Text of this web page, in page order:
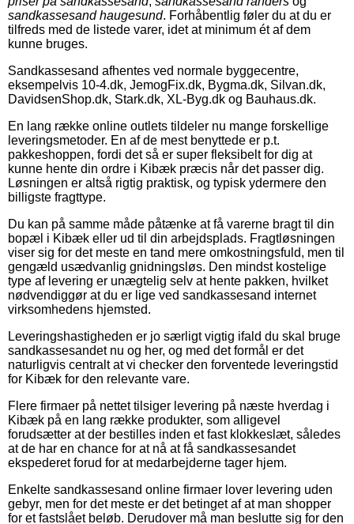
sandkassesand haugesund. Forhåbentlig føler du at du er
tilfreds med de listede varer, idet at minimum ét af dem
kunne bruges.
Sandkassesand afhentes ved normale byggecentre,
eksempelvis 10-4.dk, JemogFix.dk, Bygma.dk, Silvan.dk,
DavidsenShop.dk, Stark.dk, XL-Byg.dk og Bauhaus.dk.
En lang række online outlets tildeler nu mange forskellige
leveringsmetoder. En af de mest benyttede er p.t.
pakkeshoppen, fordi det så er super fleksibelt for dig at
kunne hente din ordre i Kibæk præcis når det passer dig.
Løsningen er altså rigtig praktisk, og typisk ydermere den
billigste fragttype.
Du kan på samme måde påtænke at få varerne bragt til din
bopæl i Kibæk eller ud til din arbejdsplads. Fragtløsningen
viser sig for det meste en tand mere omkostningsfuld, men til
gengæld usædvanlig gnidningsløs. Den mindst kostelige
type af levering er unægtelig selv at hente pakken, hvilket
nødvendiggør at du er lige ved sandkassesand internet
virksomhedens hjemsted.
Leveringshastigheden er jo særligt vigtig ifald du skal bruge
sandkassesandet nu og her, og med det formål er det
naturligvis centralt at vi checker den forventede leveringstid
for Kibæk for den relevante vare.
Flere firmaer på nettet tilsiger levering på næste hverdag i
Kibæk på en lang række produkter, som alligevel
forudsætter at der bestilles inden et fast klokkeslæt, således
at de har en chance for at nå at få sandkassesandet
ekspederet forud for at medarbejderne tager hjem.
Enkelte sandkassesand online firmaer lover levering uden
gebyr, men for det meste er det betinget af at man shopper
for et fastslået beløb. Derudover må man beslutte sig for den